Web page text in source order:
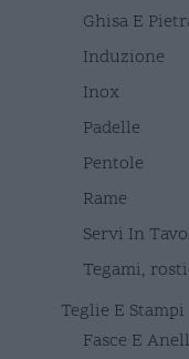
Ghisa E
Induzione
Inox
Padelle
Pentole
Rame
Servi In
Tegami,
Teglie E Stampi
Fasce E